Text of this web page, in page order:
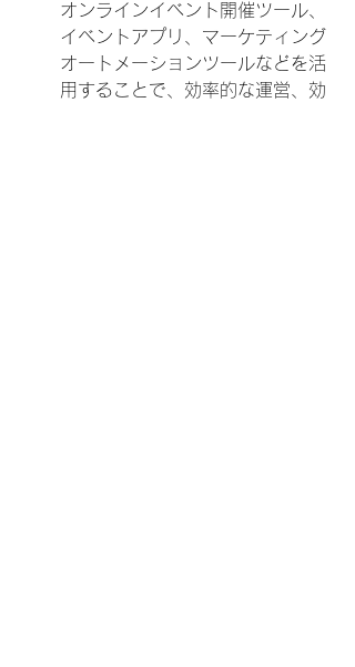
オンラインイベント開催ツール、
イベントアプリ、マーケティング
オートメーションツールなどを活
用することで、効率的な運営、効